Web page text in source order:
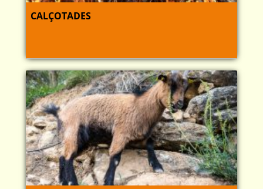
CALÇOTADES